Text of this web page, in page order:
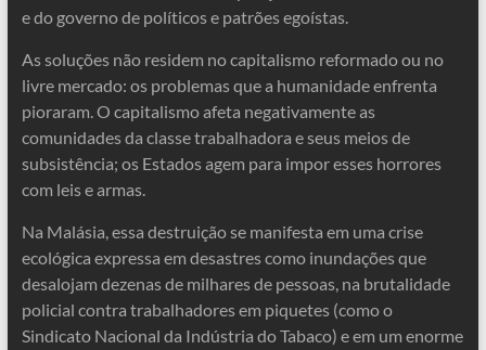
e do governo de políticos e patrões egoístas.
As soluções não residem no capitalismo reformado ou no
livre mercado: os problemas que a humanidade enfrenta
pioraram. O capitalismo afeta negativamente as
comunidades da classe trabalhadora e seus meios de
subsistência; os Estados agem para impor esses horrores
com leis e armas.
Na Malásia, essa destruição se manifesta em uma crise
ecológica expressa em desastres como inundações que
desalojam dezenas de milhares de pessoas, na brutalidade
policial contra trabalhadores em piquetes (como o
Sindicato Nacional da Indústria do Tabaco) e em um enorme